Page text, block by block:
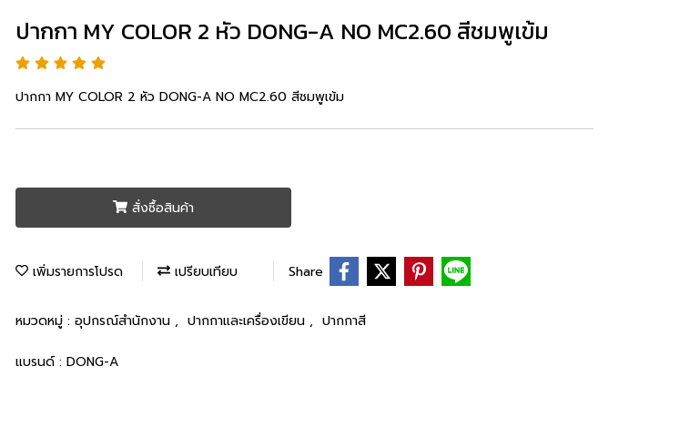
ปากกา MY COLOR 2 หัว DONG-A NO MC2.60 สีชมพูเข้ม
ปากกา MY COLOR 2 หัว DONG-A NO MC2.60 สีชมพูเข้ม
สั่งซื้อสินค้า
เพิ่มรายการโปรด เปรียบเทียบ Share
หมวดหมู่ : อุปกรณ์สำนักงาน , ปากกาและเครื่องเขียน , ปากกาสี
แบรนด์ : DONG-A